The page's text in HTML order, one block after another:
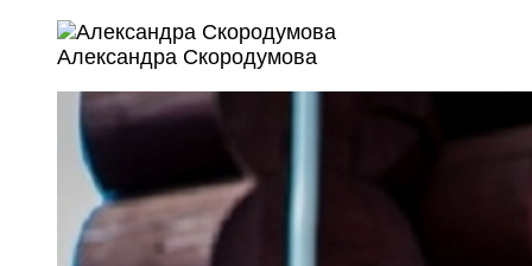
Александра Скородумова